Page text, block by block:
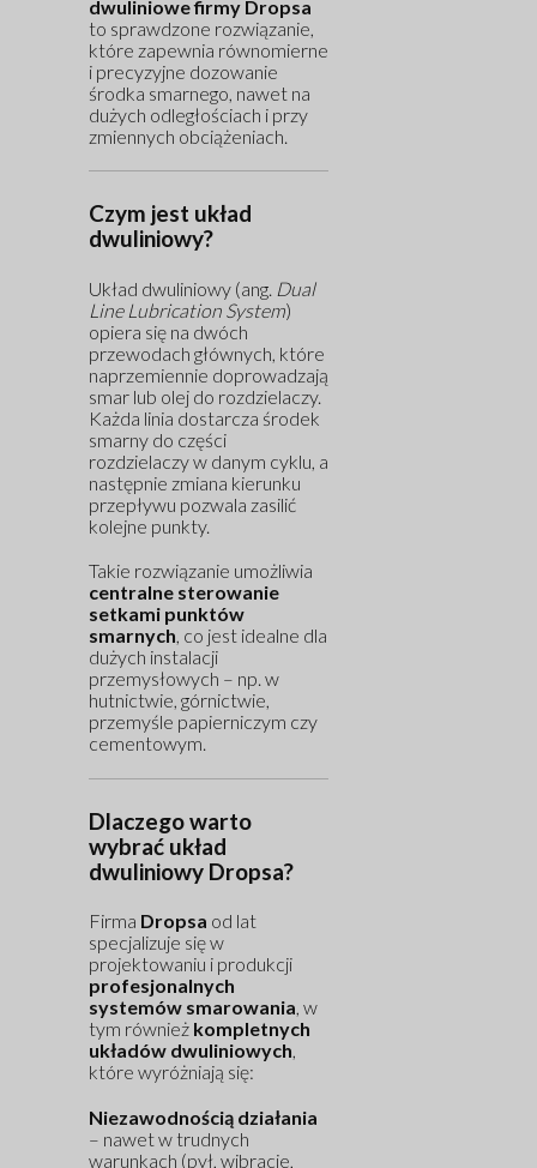
dwuliniowe firmy Dropsa
to sprawdzone rozwiązanie,
które zapewnia równomierne
i precyzyjne dozowanie
środka smarnego, nawet na
dużych odległościach i przy
zmiennych obciążeniach.
Czym jest układ
dwuliniowy?
Układ dwuliniowy (ang. Dual
Line Lubrication System)
opiera się na dwóch
przewodach głównych, które
naprzemiennie doprowadzają
smar lub olej do rozdzielaczy.
Każda linia dostarcza środek
smarny do części
rozdzielaczy w danym cyklu, a
następnie zmiana kierunku
przepływu pozwala zasilić
kolejne punkty.
Takie rozwiązanie umożliwia
centralne sterowanie
setkami punktów
smarnych, co jest idealne dla
dużych instalacji
przemysłowych – np. w
hutnictwie, górnictwie,
przemyśle papierniczym czy
cementowym.
Dlaczego warto
wybrać układ
dwuliniowy Dropsa?
Firma Dropsa od lat
specjalizuje się w
projektowaniu i produkcji
profesjonalnych
systemów smarowania, w
tym również kompletnych
układów dwuliniowych,
które wyróżniają się:
Niezawodnością działania
– nawet w trudnych
warunkach (pył, wibracje,